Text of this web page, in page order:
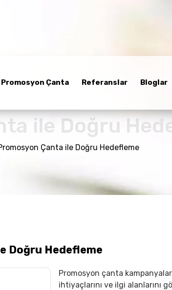
Promosyon Çanta Referanslar Bloglar
ile Doğru
Çanta ile Doğru Hedefleme
Doğru Hedefleme
Promosyon çanta
ihtiyaçlarını ve ilgi alanlarını